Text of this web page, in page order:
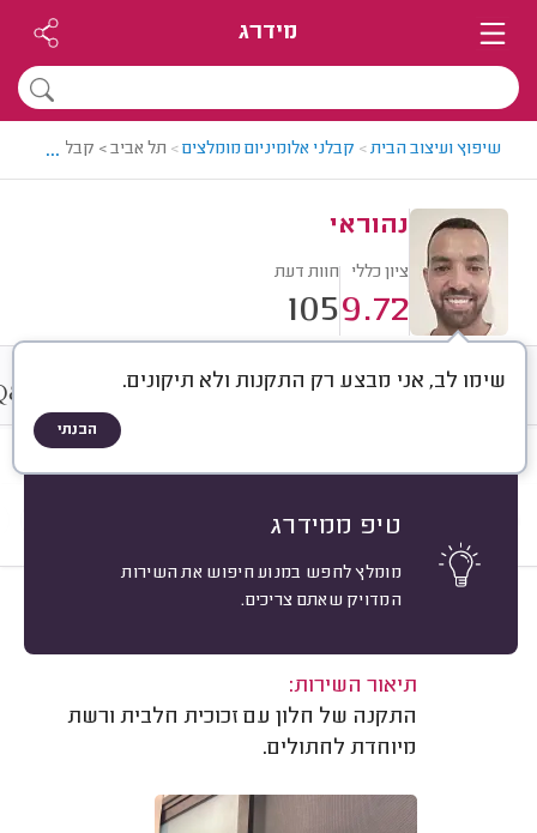
מידרג
שיפוץ ועיצוב הבית> קבלני אלומיניום מומלצים> תל אביב > קבלן ...
נהוראי
ציון כללי
9.72
חוות דעת
105
שימו לב, אני מבצע רק התקנות ולא תיקונים.
הבנתי
טיפ ממידרג
מומלץ לחפש במנוע חיפוש את השירות
המדויק שאתם צריכים.
חוות דעת ממוצע גלריה &
התקנת חלונות
קרין מ. תל אביב.
תיאור השירות:
התקנה של חלון עם זכוכית חלבית ורשת
מיוחדת לחתולים.